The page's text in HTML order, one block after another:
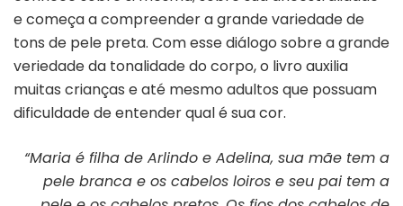
e começa a compreender a grande variedade de
tons de pele preta. Com esse diálogo sobre a grande
veriedade da tonalidade do corpo, o livro auxilia
muitas crianças e até mesmo adultos que possuam
dificuldade de entender qual é sua cor.
“Maria é filha de Arlindo e Adelina, sua mãe tem a
pele branca e os cabelos loiros e seu pai tem a